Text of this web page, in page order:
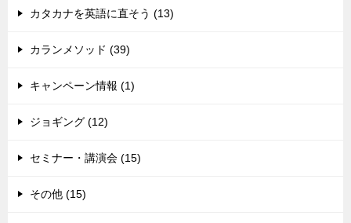
カタカナを英語に直そう (13)
カランメソッド (39)
キャンペーン情報 (1)
ジョギング (12)
セミナー・講演会 (15)
その他 (15)